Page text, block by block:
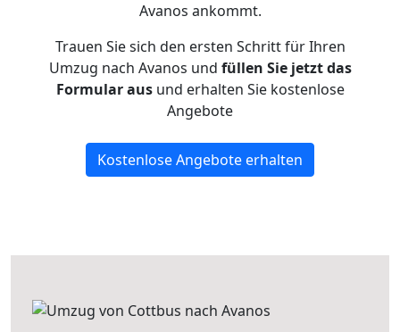
Avanos ankommt.
Trauen Sie sich den ersten Schritt für Ihren
Umzug nach Avanos und füllen Sie jetzt das
Formular ausund erhalten Sie kostenlose
Angebote
Kostenlose Angebote erhalten